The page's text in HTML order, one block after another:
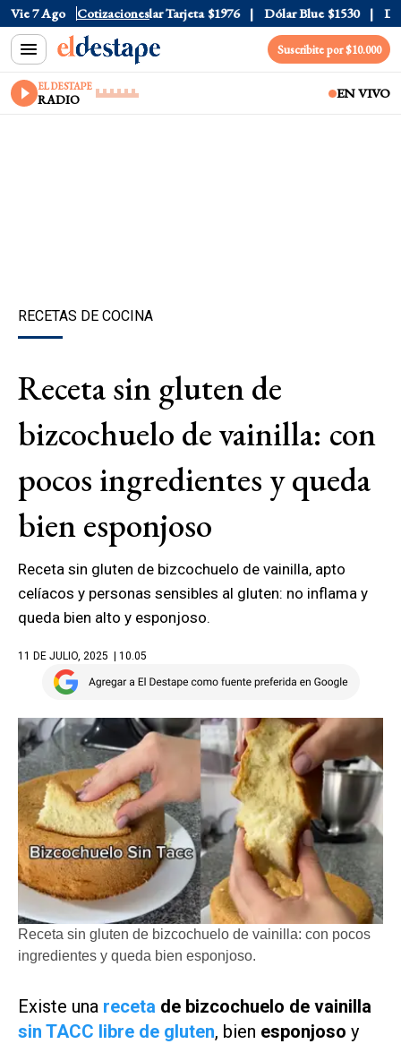
Vie 7 Ago Cotizaciones
Oficial $1520 Dólar Tarjeta $1976 Dólar Blue $1530
Suscribite por $10.000
EL DESTAPE
RADIO EN VIVO
RECETAS DE COCINA
Receta sin gluten de
bizcochuelo de vainilla: con
pocos ingredientes y queda
bien esponjoso
Receta sin gluten de bizcochuelo de vainilla, apto
celíacos y personas sensibles al gluten: no inflama y
queda bien alto y esponjoso.
11 DE JULIO, 2025 | 10.05
Receta sin gluten de bizcochuelo de vainilla: con pocos
ingredientes y queda bien esponjoso.
Existe una receta de bizcochuelo de vainilla
sin TACC libre de gluten, bien esponjoso y